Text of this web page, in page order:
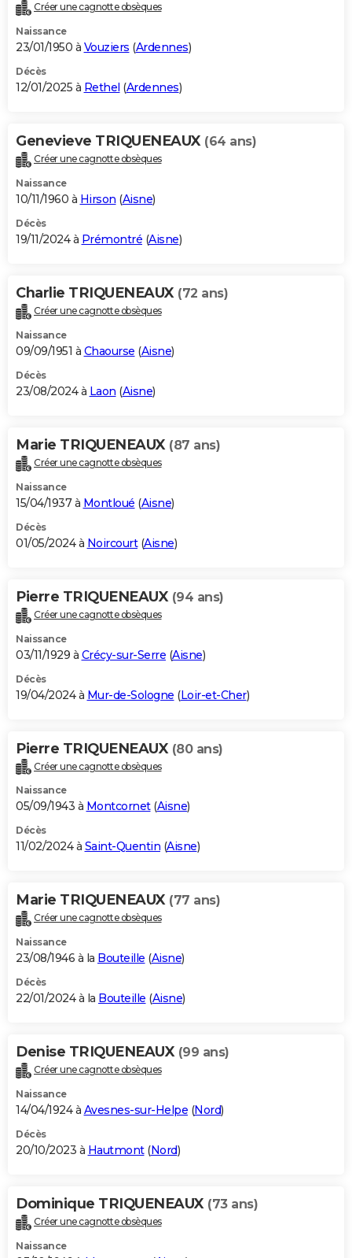
Créer une cagnotte obsèques
Naissance
23/01/1950 à Vouziers (Ardennes)
Décès
12/01/2025 à Rethel (Ardennes)
Genevieve TRIQUENEAUX (64 ans)
Créer une cagnotte obsèques
Naissance
10/11/1960 à Hirson (Aisne)
Décès
19/11/2024 à Prémontré (Aisne)
Charlie TRIQUENEAUX (72 ans)
Créer une cagnotte obsèques
Naissance
09/09/1951 à Chaourse (Aisne)
Décès
23/08/2024 à Laon (Aisne)
Marie TRIQUENEAUX (87 ans)
Créer une cagnotte obsèques
Naissance
15/04/1937 à Montloué (Aisne)
Décès
01/05/2024 à Noircourt(Aisne)
Pierre TRIQUENEAUX (94 ans)
Créer une cagnotte obsèques
Naissance
03/11/1929 à Crécy-sur-Serre (Aisne)
Décès
19/04/2024 à Mur-de-Sologne (Loir-et-Cher)
Pierre TRIQUENEAUX (80 ans)
Créer une cagnotte obsèques
Naissance
05/09/1943 à Montcornet(Aisne)
Décès
11/02/2024 à Saint-Quentin (Aisne)
Marie TRIQUENEAUX (77 ans)
Créer une cagnotte obsèques
Naissance
23/08/1946 à la Bouteille (Aisne)
Décès
22/01/2024 à la Bouteille (Aisne)
Denise TRIQUENEAUX (99 ans)
Créer une cagnotte obsèques
Naissance
14/04/1924 à Avesnes-sur-Helpe (Nord)
Décès
20/10/2023 à Hautmont(Nord)
Dominique TRIQUENEAUX (73 ans)
Créer une cagnotte obsèques
Naissance